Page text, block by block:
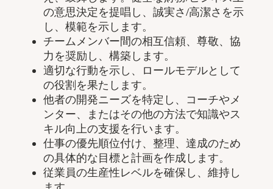
の意思決定を提唱し、誠実さ/高潔さを示
し、模範を示します。
チームメンバー間の相互信頼、尊敬、協
力を奨励し、構築します。
適切な行動を示し、ロールモデルとして
の役割を果たします。
他者の開発ニーズを特定し、コーチやメ
ンター、またはその他の方法で知識やス
キル向上の支援を行います。
仕事の優先順位付け、整理、達成のため
の具体的な目標と計画を作成します。
従業員の生産性レベルを確保し、維持し